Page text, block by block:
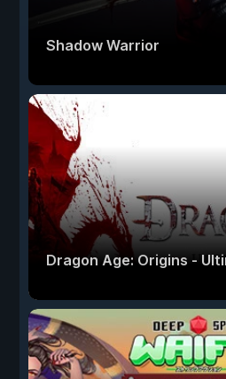
Shadow Warrior
Dragon Age: Origins -